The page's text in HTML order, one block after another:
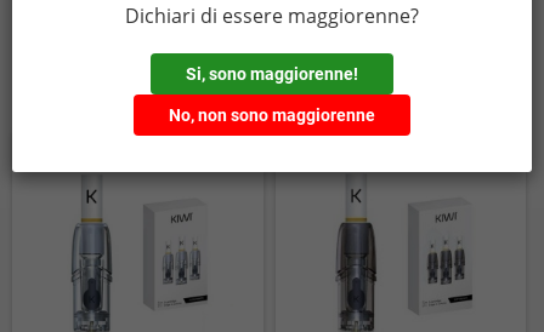
Potrebbe anche piacerti
Dichiari di essere maggiorenne?
Si, sono maggiorenne!
No, non sono maggiorenne